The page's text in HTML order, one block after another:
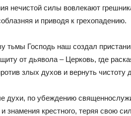
нечистой силы вовлекают
и приводя к грехопадению.
тьмы Господь наш создал
от дьявола – Церковь, где
злых духов и вернуть чистоту
духи, по убеждению
знамения крестного, теряя свою